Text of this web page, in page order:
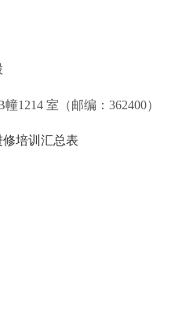
幢1214 室（邮编： 362400）
培训汇总表